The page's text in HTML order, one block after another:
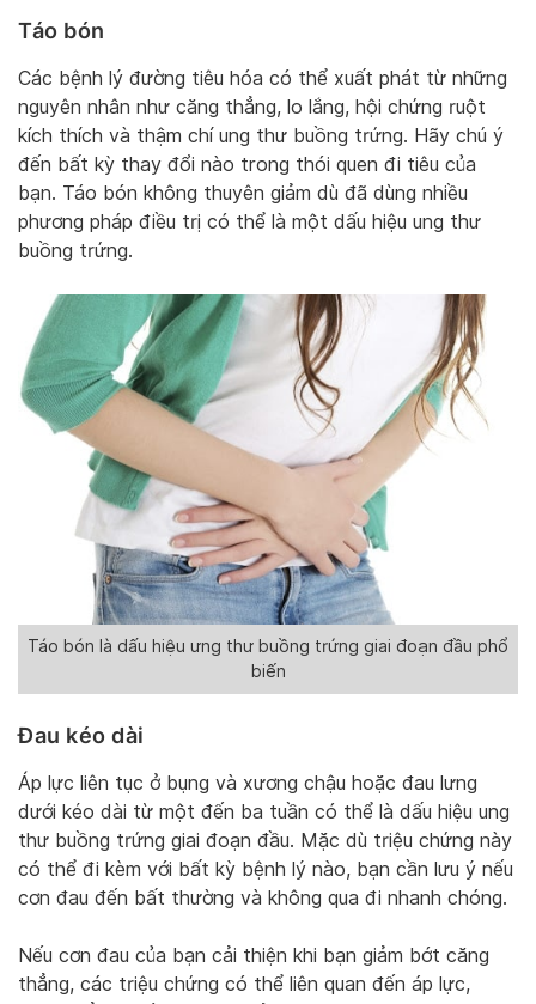
Táo bón
Các bệnh lý đường tiêu hóa có thể xuất phát từ những
nguyên nhân như căng thẳng, lo lắng, hội chứng ruột
kích thích và thậm chí ung thư buồng trứng. Hãy chú ý
đến bất kỳ thay đổi nào trong thói quen đi tiêu của
bạn. Táo bón không thuyên giảm dù đã dùng nhiều
phương pháp điều trị có thể là một dấu hiệu ung thư
buồng trứng.
Táo bón là dấu hiệu ưng thư buồng trứng giai đoạn đầu phổ
biến
Đau kéo dài
Áp lực liên tục ở bụng và xương chậu hoặc đau lưng
dưới kéo dài từ một đến ba tuần có thể là dấu hiệu ung
thư buồng trứng giai đoạn đầu. Mặc dù triệu chứng này
có thể đi kèm với bất kỳ bệnh lý nào, bạn cần lưu ý nếu
cơn đau đến bất thường và không qua đi nhanh chóng.
Nếu cơn đau của bạn cải thiện khi bạn giảm bớt căng
thẳng, các triệu chứng có thể liên quan đến áp lực,